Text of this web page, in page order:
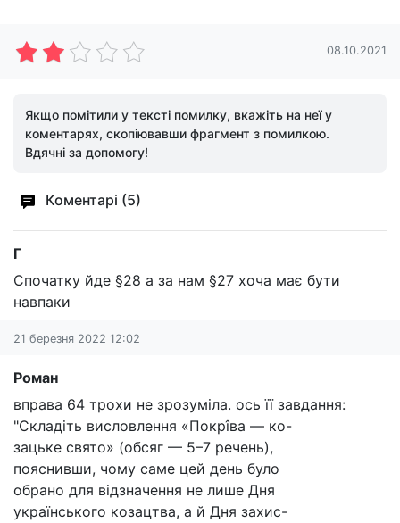
08.10.2021
Якщо помітили у тексті помилку, вкажіть на неї у
коментарях, скопіювавши фрагмент з помилкою.
Вдячні за допомогу!
Коментарі (5)
Г
Спочатку йде §28 а за нам §27 хоча має бути
навпаки
21 березня 2022 12:02
Роман
вправа 64 трохи не зрозуміла. ось її завдання:
"Складіть висловлення «Покрîва — ко-
зацьке свято» (обсяг — 5–7 речень),
пояснивши, чому саме цей день було
обрано для відзначення не лише Дня
українського козацтва, а й Дня захис-